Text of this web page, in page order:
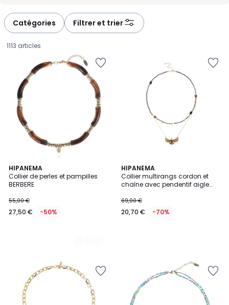
Catégories Filtrer et trier
1113 articles
HIPANEMA
Collier de perles et pampilles
BERBERE
€
au
réduction
appliquée.
55,00 €
27,50 € -50%
5
Couleurs
HIPANEMA
Collier multirangs cordon et
chaîne avec pendentif aigle
69,00 €
20,70 € -70%